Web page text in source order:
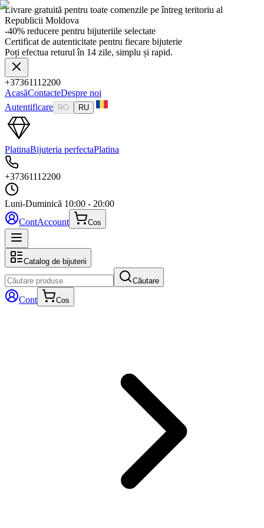
Livrare gratuită pentru toate comenzile pe întreg teritoriu al
Republicii Moldova
-40% reducere pentru bijuteriile selectate
Certificat de autenticitate pentru fiecare bijuterie
Poți efectua returul în 14 zile, simplu și rapid.
+37361112200
AcasăContacteDespre noi
Autentificare
RO RU
PlatinaBijuteria perfectaPlatina
+37361112200
Luni-Duminică 10:00 - 20:00
ContAccount Cos
Catalog de bijuterii
Căutare
Cont Cos